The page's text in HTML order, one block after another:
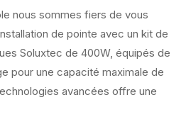
nous sommes fiers de vous
de pointe avec un kit de
Soluxtec de 400W, équipés de
pour une capacité maximale de
avancées offre une